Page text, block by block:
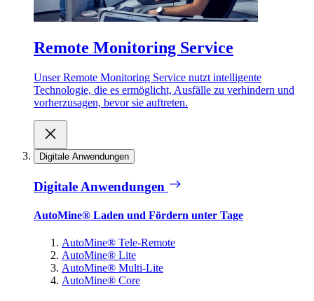
Remote Monitoring Service
Unser Remote Monitoring Service nutzt intelligente
Technologie, die es ermöglicht, Ausfälle zu verhindern und
vorherzusagen, bevor sie auftreten.
Digitale Anwendungen
Digitale Anwendungen
AutoMine® Laden und Fördern unter Tage
AutoMine® Tele-Remote
AutoMine® Lite
AutoMine® Multi-Lite
AutoMine® Core